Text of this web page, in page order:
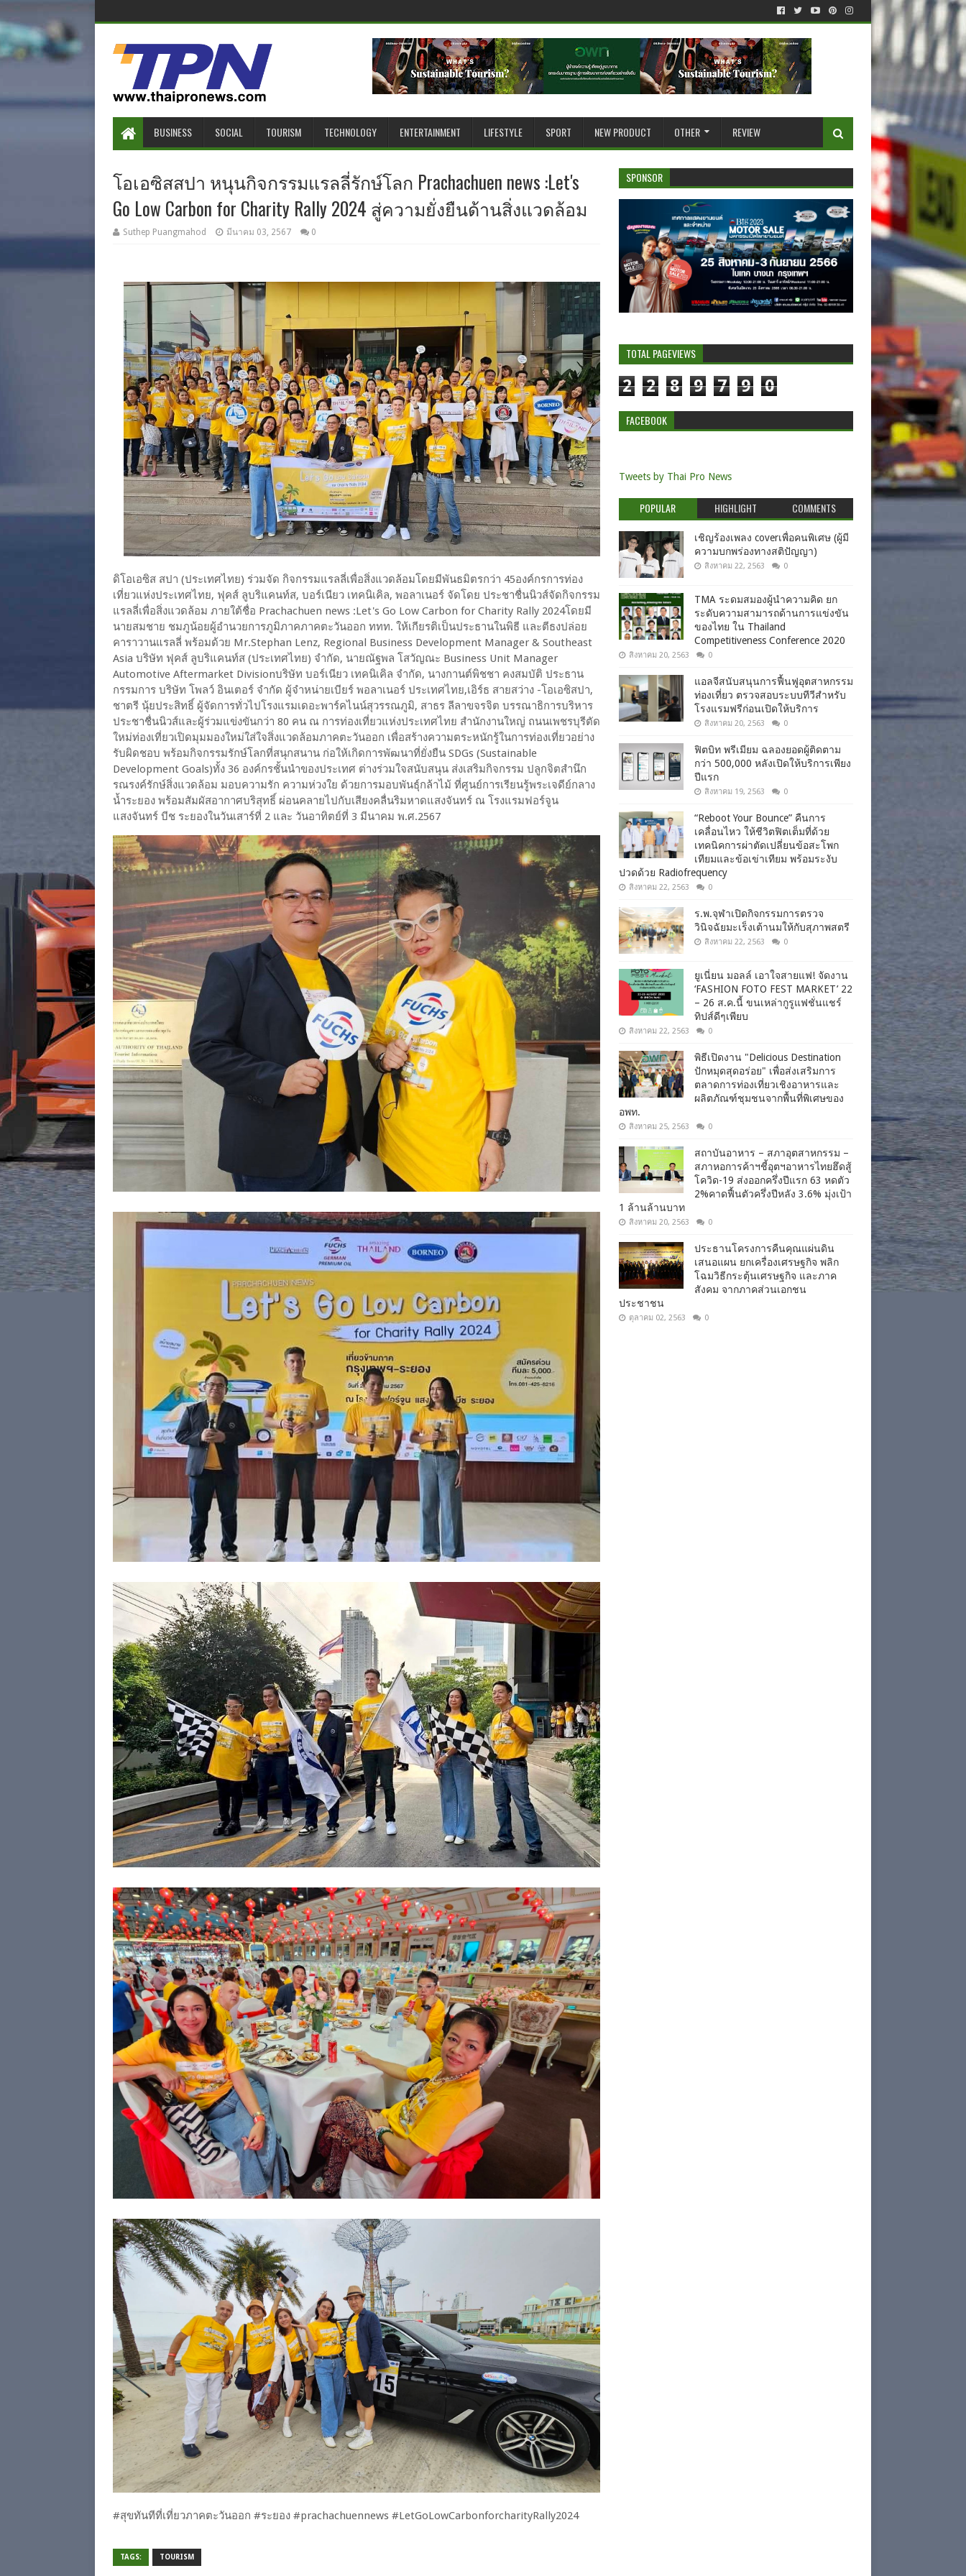
BUSINESS SOCIAL TOURISM TECHNOLOGY ENTERTAINMENT LIFESTYLE SPORT NEW PRODUCT OTHER REVIEW
โอเอซิสสปา หนุนกิจกรรมแรลลี่รักษ์โลก Prachachuen news :Let's
Go Low Carbon for Charity Rally 2024 สู่ความยั่งยืนด้านสิ่งแวดล้อม
Suthep Puangmahod มีนาคม 03, 2567 0
ดิโอเอซิส สปา (ประเทศไทย) ร่วมจัด กิจกรรมแรลลี่เพื่อสิ่งแวดล้อมโดยมีพันธมิตรกว่า 45องค์กรการท่อง
เที่ยวแห่งประเทศไทย, ฟุคส์ ลูบริแคนท์ส, บอร์เนียว เทคนิเคิล, พอลาเนอร์ จัดโดย ประชาชื่นนิวส์จัดกิจกรรม
แรลลี่เพื่อสิ่งแวดล้อม ภายใต้ชื่อ Prachachuen news :Let's Go Low Carbon for Charity Rally 2024โดยมี
นายสมชาย ชมภูน้อยผู้อำนวยการภูมิภาคภาคตะวันออก ททท. ให้เกียรติเป็นประธานในพิธี และตีธงปล่อย
คาราวานแรลลี่ พร้อมด้วย Mr.Stephan Lenz, Regional Business Development Manager & Southeast
Asia บริษัท ฟุคส์ ลูบริแคนท์ส (ประเทศไทย) จำกัด, นายณัฐพล โสวัญณะ Business Unit Manager
Automotive Aftermarket Divisionบริษัท บอร์เนียว เทคนิเคิล จำกัด, นางกานต์พิชชา คงสมบัติ ประธาน
กรรมการ บริษัท โพลว์ อินเตอร์ จำกัด ผู้จำหน่ายเบียร์ พอลาเนอร์ ประเทศไทย,เอิร์ธ สายสว่าง -โอเอซิสปา,
ชาตรี นุ้ยประสิทธิ์ ผู้จัดการทั่วไปโรงแรมเดอะพาร์คไนน์สุวรรณภูมิ, สาธร ลีลาขจรจิต บรรณาธิการบริหาร
ประชาชื่นนิวส์และผู้ร่วมแข่งขันกว่า 80 คน ณ การท่องเที่ยวแห่งประเทศไทย สำนักงานใหญ่ ถนนเพชรบุรีตัด
ใหม่ท่องเที่ยวเปิดมุมมองใหม่ใส่ใจสิ่งแวดล้อมภาคตะวันออก เพื่อสร้างความตระหนักรู้ในการท่องเที่ยวอย่าง
รับผิดชอบ พร้อมกิจกรรมรักษ์โลกที่สนุกสนาน ก่อให้เกิดการพัฒนาที่ยั่งยืน SDGs (Sustainable
Development Goals)ทั้ง 36 องค์กรชั้นนำของประเทศ ต่างร่วมใจสนับสนุน ส่งเสริมกิจกรรม ปลูกจิตสำนึก
รณรงค์รักษ์สิ่งแวดล้อม มอบความรัก ความห่วงใย ด้วยการมอบพันธุ์กล้าไม้ ที่ศูนย์การเรียนรู้พระเจดีย์กลาง
น้ำระยอง พร้อมสัมผัสอากาศบริสุทธิ์ ผ่อนคลายไปกับเสียงคลื่นริมหาดแสงจันทร์ ณ โรงแรมฟอร์จูน
แสงจันทร์ บีช ระยองในวันเสาร์ที่ 2 และ วันอาทิตย์ที่ 3 มีนาคม พ.ศ.2567
#สุขทันทีที่เที่ยวภาคตะวันออก #ระยอง #prachachuennews #LetGoLowCarbonforcharityRally2024
TAGS: TOURISM
SPONSOR
TOTAL PAGEVIEWS
2 2 8 9 7 9 0
FACEBOOK
Tweets by Thai Pro News
POPULAR HIGHLIGHT COMMENTS
เชิญร้องเพลง coverเพื่อคนพิเศษ (ผู้มี
ความบกพร่องทางสติปัญญา)
สิงหาคม 22, 2563 0
TMA ระดมสมองผู้นำความคิด ยก
ระดับความสามารถด้านการแข่งขัน
ของไทย ใน Thailand
Competitiveness Conference 2020
สิงหาคม 20, 2563 0
แอลจีสนับสนุนการฟื้นฟูอุตสาหกรรม
ท่องเที่ยว ตรวจสอบระบบทีวีสำหรับ
โรงแรมฟรีก่อนเปิดให้บริการ
สิงหาคม 20, 2563 0
ฟิตบิท พรีเมียม ฉลองยอดผู้ติดตาม
กว่า 500,000 หลังเปิดให้บริการเพียง
ปีแรก
สิงหาคม 19, 2563 0
“Reboot Your Bounce” คืนการ
เคลื่อนไหว ให้ชีวิตฟิตเต็มที่ด้วย
เทคนิคการผ่าตัดเปลี่ยนข้อสะโพก
เทียมและข้อเข่าเทียม พร้อมระงับ
ปวดด้วย Radiofrequency
สิงหาคม 22, 2563 0
ร.พ.จุฬาเปิดกิจกรรมการตรวจ
วินิจฉัยมะเร็งเต้านมให้กับสุภาพสตรี
สิงหาคม 22, 2563 0
ยูเนี่ยน มอลล์ เอาใจสายแฟ! จัดงาน
‘FASHION FOTO FEST MARKET’ 22
– 26 ส.ค.นี้ ขนเหล่ากูรูแฟชั่นแชร์
ทิปส์ดีๆเพียบ
สิงหาคม 22, 2563 0
พิธีเปิดงาน "Delicious Destination
ปักหมุดสุดอร่อย" เพื่อส่งเสริมการ
ตลาดการท่องเที่ยวเชิงอาหารและ
ผลิตภัณฑ์ชุมชนจากพื้นที่พิเศษของ
อพท.
สิงหาคม 25, 2563 0
สถาบันอาหาร – สภาอุตสาหกรรม –
สภาหอการค้าฯชี้อุตฯอาหารไทยฮึดสู้
โควิด-19 ส่งออกครึ่งปีแรก 63 หดตัว
2%คาดฟื้นตัวครึ่งปีหลัง 3.6% มุ่งเป้า
1 ล้านล้านบาท
สิงหาคม 20, 2563 0
ประธานโครงการคืนคุณแผ่นดิน
เสนอแผน ยกเครื่องเศรษฐกิจ พลิก
โฉมวิธีกระตุ้นเศรษฐกิจ และภาค
สังคม จากภาคส่วนเอกชน
ประชาชน
ตุลาคม 02, 2563 0